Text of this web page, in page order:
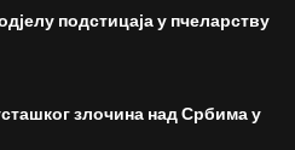
подстицаја у пчеларству
злочина над Србима у